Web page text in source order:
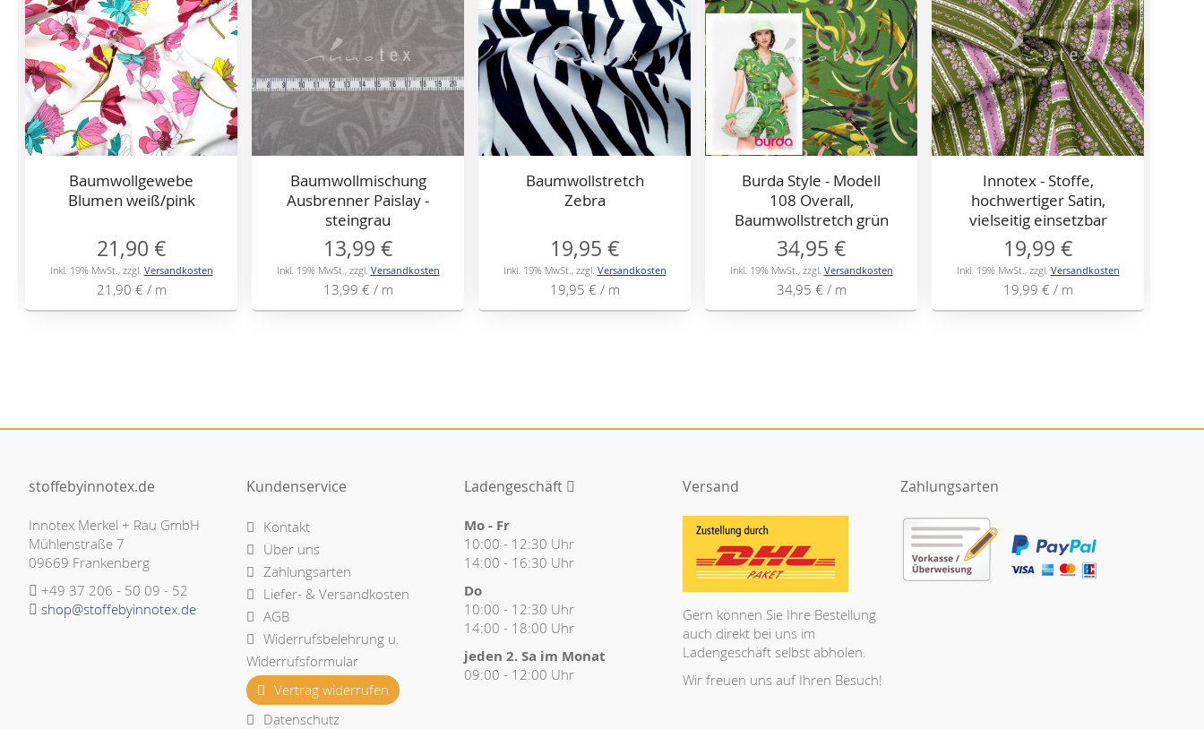
Baumwollgewebe
Blumen weiß/pink
21,90 €
Inkl. 19% MwSt., zzgl. Versandkosten
21,90 € / m
Baumwollmischung
Ausbrenner Paislay -
steingrau
13,99 €
Inkl. 19% MwSt., zzgl. Versandkosten
13,99 € / m
Baumwollstretch
Zebra
19,95 €
Inkl. 19% MwSt., zzgl. Versandkosten
19,95 € / m
Burda Style - Modell
108 Overall,
Baumwollstretch grün
34,95 €
Inkl. 19% MwSt., zzgl. Versandkosten
34,95 € / m
Innotex - Stoffe,
hochwertiger Satin,
vielseitig einsetzbar
19,99 €
Inkl. 19% MwSt., zzgl. Versandkosten
19,99 € / m
stoffebyinnotex.de
Innotex Merkel + Rau GmbH
Mühlenstraße 7
09669 Frankenberg
+49 37 206 - 50 09 - 52
shop@stoffebyinnotex.de
Kundenservice
Kontakt
Über uns
Zahlungsarten
Liefer- & Versandkosten
AGB
Widerrufsbelehrung u.
Widerrufsformular
Vertrag widerrufen
Datenschutz
Ladengeschäft
Mo - Fr
10:00 - 12:30 Uhr
14:00 - 16:30 Uhr
Do
10:00 - 12:30 Uhr
14:00 - 18:00 Uhr
jeden 2. Sa im Monat
09:00 - 12:00 Uhr
Versand
Gern können Sie Ihre Bestellung
auch direkt bei uns im
Ladengeschäft selbst abholen.
Wir freuen uns auf Ihren Besuch!
Zahlungsarten